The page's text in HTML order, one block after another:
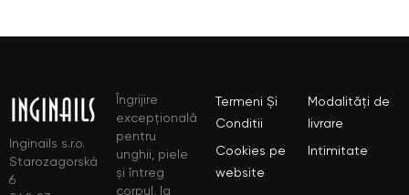
Inginails s.r.o.
Starozagorská
6
Îngrijire
excepțională
pentru
unghii, piele
și întreg
corpul, la
Termeni Și
Conditii
Modalități de
livrare
Cookies pe
website
Intimitate